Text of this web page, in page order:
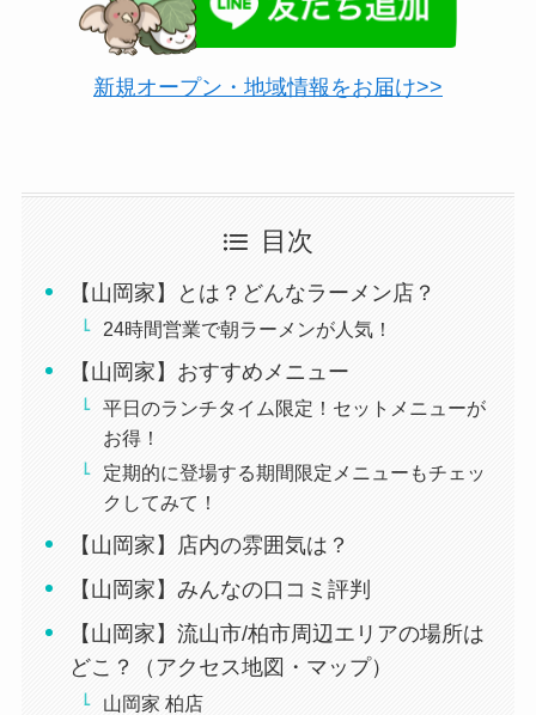
新規オープン・地域情報をお届け>>
目次
【山岡家】とは？どんなラーメン店？
24時間営業で朝ラーメンが人気！
【山岡家】おすすめメニュー
平日のランチタイム限定！セットメニューが
お得！
定期的に登場する期間限定メニューもチェッ
クしてみて！
【山岡家】店内の雰囲気は？
【山岡家】みんなの口コミ評判
【山岡家】流山市/柏市周辺エリアの場所は
どこ？（アクセス地図・マップ）
山岡家 柏店